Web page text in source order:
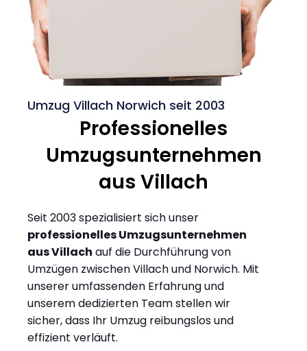
Umzug Villach Norwich seit 2003
Professionelles
Umzugsunternehmen
aus Villach
Seit 2003 spezialisiert sich unser
professionelles Umzugsunternehmen
aus Villach auf die Durchführung von
Umzügen zwischen Villach und Norwich. Mit
unserer umfassenden Erfahrung und
unserem dedizierten Team stellen wir
sicher, dass Ihr Umzug reibungslos und
effizient verläuft.